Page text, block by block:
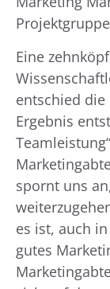
Eine
entschied die
Ergebnis
spornt uns
es ist, auch
gutes